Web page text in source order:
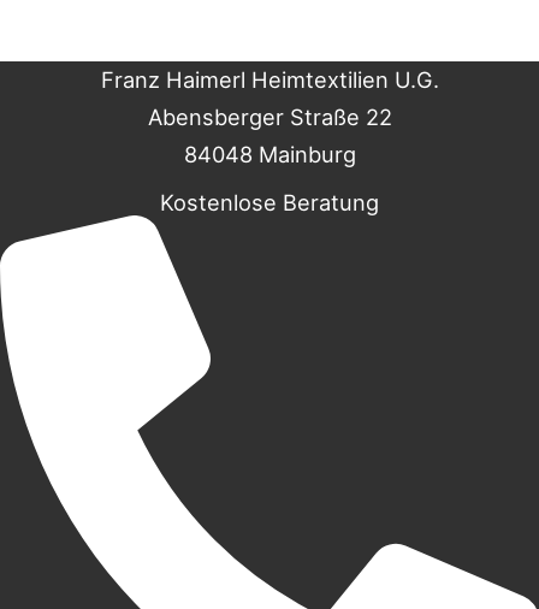
Franz Haimerl Heimtextilien U.G.
Abensberger Straße 22
84048 Mainburg
Kostenlose Beratung